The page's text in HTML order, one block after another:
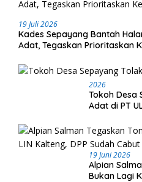
19 Juli 2026
Kades Sepayang Bantah
Adat, Tegaskan Prioritaskan
2026
Tokoh Desa
Adat di PT
19 Juni 2026
Alpian
Bukan Lagi